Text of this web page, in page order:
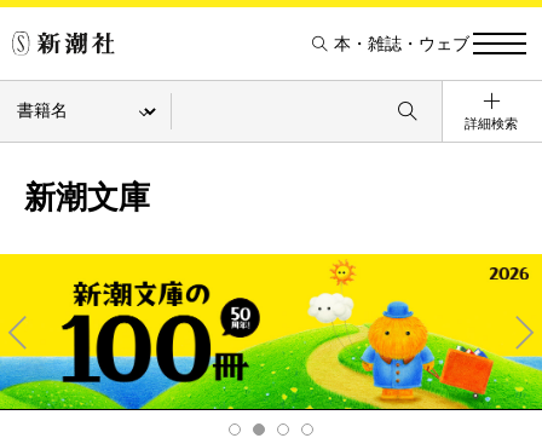
本・雑誌・ウェブ
詳細検索
新潮文庫
Pre
v
Ne
xt